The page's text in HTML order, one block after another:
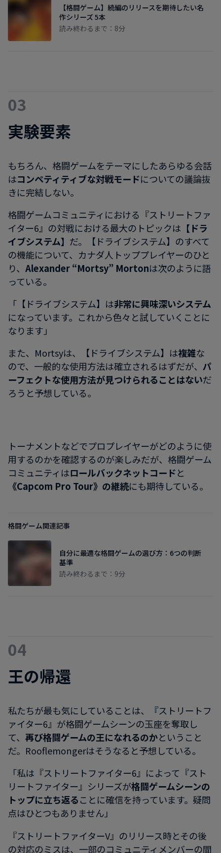
【格闘ゲーム】続編のリリースを期待したい名
作シリーズ 5本
読み終わるまで：8分
03
実験要素
もちろん、格闘ゲームをテーマにしたあらゆる会話
はコンペティティブな対戦モードについての議論抜
きに完結しない。
格闘ゲームコミュニティにおける『ストリートファ
イター6』の対戦における最大のトピックは 【ドラ
イブシステム】 だ。【ドライブシステム】のすべて
の機能について、カナダ人トッププレイヤーのひと
り、 Alexander “Mortsy” Mortonは次のように語
っている。
「【ドライブシステム】は非常に興味深いシステム
になっています。これから色々と試していくことに
なります」
また、Mortsyは、【ドライブシステム】は複雑な
ので、一般的な使用方法は確立されるはずだが、 パ
ーフェクトな使用方法が見つけられることはないだ
ろうと予想している。
トーナメントなどでプロプレイヤーがどのように使
用するのかを確認するのが楽しみだが、格闘ゲーム
コミュニティはロールバックネットコードと
《Capcom Pro Tour》の継続にも期待している。
格闘ゲーム関連記事
自分に最適な格闘ゲームの選び方：6つの判断
基準
読み終わるまで：9分
04
王の帰還
私たちが最も気にしていることは、『ストリートフ
ァイター6』が格闘ゲームシーンの玉座を奪取し
て、 再び格闘ゲームの王になれるのかということ
だ。Rooflemongerはそうなると予想している。
「私は『ストリートファイター6』によって『スト
リートファイター』シリーズが格闘ゲームシーンの
トップに立ち返ることに確信を持っています。疑問
点はひとつもありません」
『ストリートファイターV』のリリース時とその後
の対応のミスは、一部のコミュニティメンバーの間